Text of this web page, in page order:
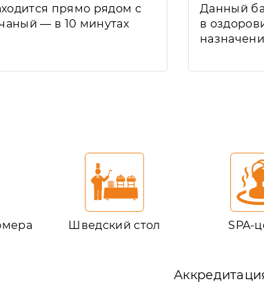
прямо рядом с
— в 10 минутах
Данный
в
Шведский стол SPA-